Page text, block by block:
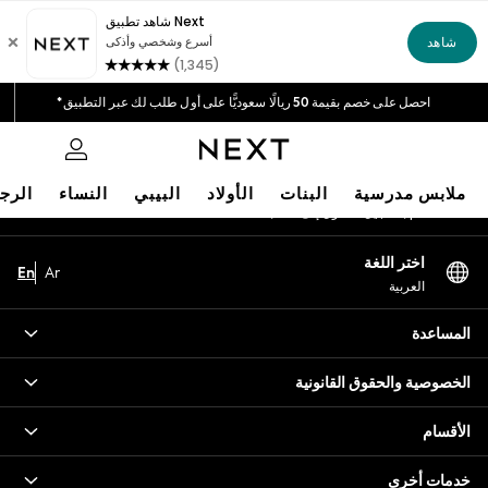
توصيل سريع | نتكفل بدفع جميع الرسوم الجمركية*
خيارات دفع مرنة وآمنة*
احصل على خصم بقيمة 50 ريالًا سعوديًّا على أول طلب لك عبر التطبيق*
ملابس مدرسية البنات الأولاد البيبي النساء
Holiday Shop
Modest Holiday Outfits
Summer Nightwear
Occasionwear
Girls
Girls' Travel Styles
Sunset Styles
An error occurred on client
شبكاتنا الاجتماعية
حسابي
اختر اللغة
العربية
Ar
En
المساعدة
الخصوصية والحقوق القانونية
الأقسام
خدمات أخرى